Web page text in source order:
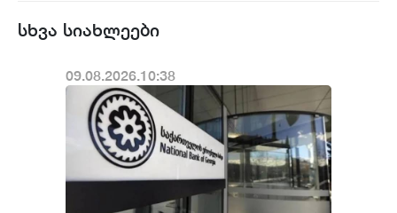
სხვა სიახლეები
09.08.2026.10:38